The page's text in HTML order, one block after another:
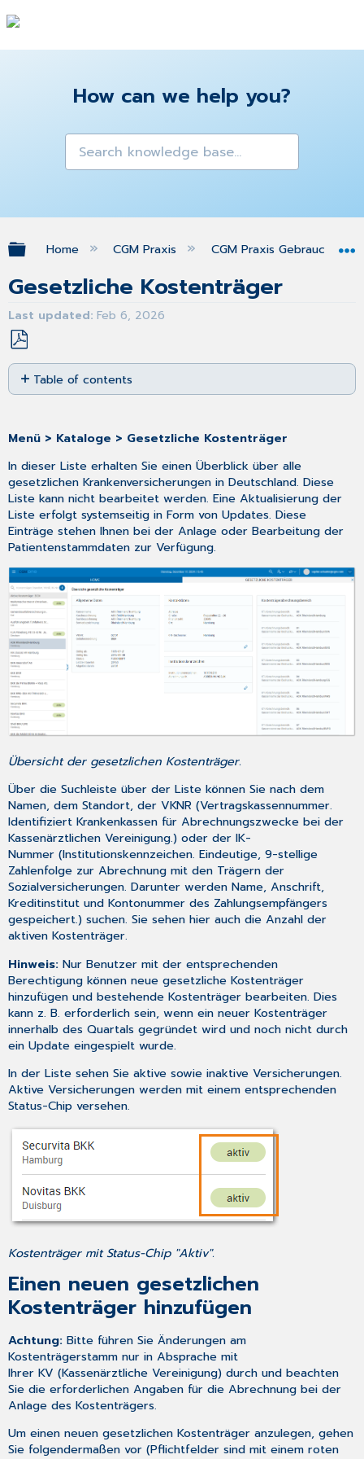
How can we help you?
Expand/collapse global hierarchy
Home CGM Praxis CGM Praxis
Gesetzliche Kostenträger
Last updated Feb 6, 2026
Save
as
PDF
Table of contents
gesetzlichen
Kostenträger
hinzufügen
Einen
gesetzlichen
Kostenträger
bearbeiten
Menü > Kataloge > Gesetzliche Kostenträger
In dieser Liste erhalten Sie einen Überblick über alle
gesetzlichen Krankenversicherungen in Deutschland. Diese
Liste kann nicht bearbeitet werden. Eine Aktualisierung der
Liste erfolgt systemseitig in Form von Updates. Diese
Einträge stehen Ihnen bei der Anlage oder Bearbeitung der
Patientenstammdaten zur Verfügung.
Übersicht der gesetzlichen Kostenträger.
Über die Suchleiste über der Liste können Sie nach dem
Namen, dem Standort, der VKNR (Vertragskassennummer.
Identifiziert Krankenkassen für Abrechnungszwecke bei der
Kassenärztlichen Vereinigung.) oder der IK-
Nummer (Institutionskennzeichen. Eindeutige, 9-stellige
Zahlenfolge zur Abrechnung mit den Trägern der
Sozialversicherungen. Darunter werden Name, Anschrift,
Kreditinstitut und Kontonummer des Zahlungsempfängers
gespeichert.) suchen. Sie sehen hier auch die Anzahl der
aktiven Kostenträger.
Hinweis:Nur Benutzer mit der entsprechenden
Berechtigung können neue gesetzliche Kostenträger
hinzufügen und bestehende Kostenträger bearbeiten. Dies
kann z. B. erforderlich sein, wenn ein neuer Kostenträger
innerhalb des Quartals gegründet wird und noch nicht durch
ein Update eingespielt wurde.
In der Liste sehen Sie aktive sowie inaktive Versicherungen.
Aktive Versicherungen werden mit einem entsprechenden
Status-Chip versehen.
Kostenträger mit Status-Chip "Aktiv".
Einen neuen gesetzlichen
Kostenträger hinzufügen
Achtung:Bitte führen Sie Änderungen am
Kostenträgerstamm nur in Absprache mit
Ihrer KV (Kassenärztliche Vereinigung) durch und beachten
Sie die erforderlichen Angaben für die Abrechnung bei der
Anlage des Kostenträgers.
Um einen neuen gesetzlichen Kostenträger anzulegen, gehen
Sie folgendermaßen vor (Pflichtfelder sind mit einem roten